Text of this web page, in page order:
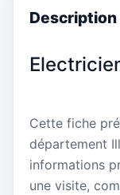
Description
Cette fiche
département
informations
une visite,